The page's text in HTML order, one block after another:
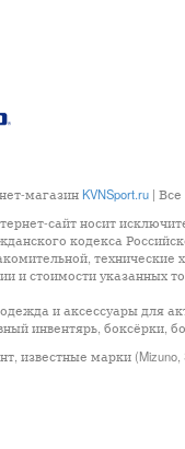
магазин KVNSport.ru |
сайт носит
кодекса
технические
и стоимости указанных
и аксессуары для
инвентярь, боксёрки,
марки (Mizuno,